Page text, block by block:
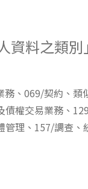
資料之類
、069/契約、
權交易業務、
理、157/調查